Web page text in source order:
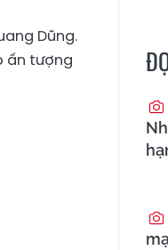
Dũng.
ấn tượng